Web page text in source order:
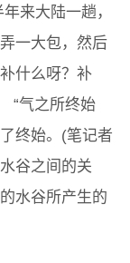
来大陆一趟，
一大包，然后
什么呀？补
“气之所终始
终始。(笔记者
谷之间的关
水谷所产生的